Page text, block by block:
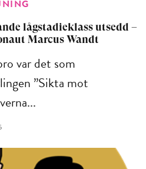
lågstadieklass utsedd –
Marcus Wandt
var det som
”Sikta mot